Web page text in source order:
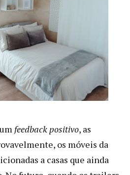
feedback positivo, as
os móveis da
a casas que ainda